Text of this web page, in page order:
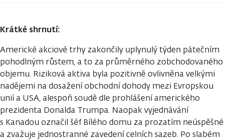
Krátké shrnutí:
Americké akciové trhy zakončily uplynulý týden pátečním
pohodlným růstem, a to za průměrného zobchodovaného
objemu. Riziková aktiva byla pozitivně ovlivněna velkými
nadějemi na dosažení obchodní dohody mezi Evropskou
unií a USA, alespoň soudě dle prohlášení amerického
prezidenta Donalda Trumpa. Naopak vyjednávání
s Kanadou označil šéf Bílého domu za prozatím neúspěšné
a zvažuje jednostranné zavedení celních sazeb. Po slabém